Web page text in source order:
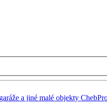
a jiné malé objekty Cheb